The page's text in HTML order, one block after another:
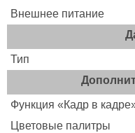
Внешнее питание
Тип
Функция «Кадр в
Цветовые палитры